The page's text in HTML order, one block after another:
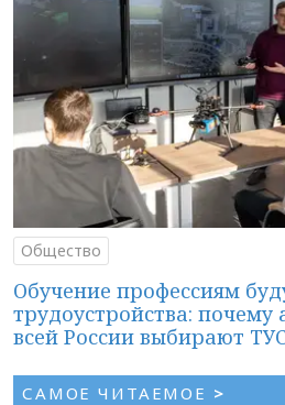
Общество
Обучение профессиям
трудоустройства: почему
всей России выбирают
САМОЕ ЧИТАЕМОЕ >